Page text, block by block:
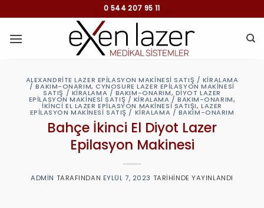
atla
0 544 207 95 11
ALEXANDRITE LAZER EPILASYON MAKINESI SATIŞ / KIRALAMA
/ BAKIM-ONARIM,CYNOSURE LAZER EPILASYON MAKINESI
SATIŞ / KIRALAMA / BAKIM-ONARIM, DIYOT LAZER
EPILASYON MAKINESI SATIŞ / KIRALAMA / BAKIM-ONARIM,
İKINCI EL LAZER EPILASYON MAKINESI SATIŞI,LAZER
EPILASYON MAKINESI SATIŞ / KIRALAMA / BAKIM-ONARIM
Bahçe İkinci El Diyot Lazer
Epilasyon Makinesi
ADMIN TARAFINDAN EYLÜL 7, 2023 TARIHINDE YAYINLANDI